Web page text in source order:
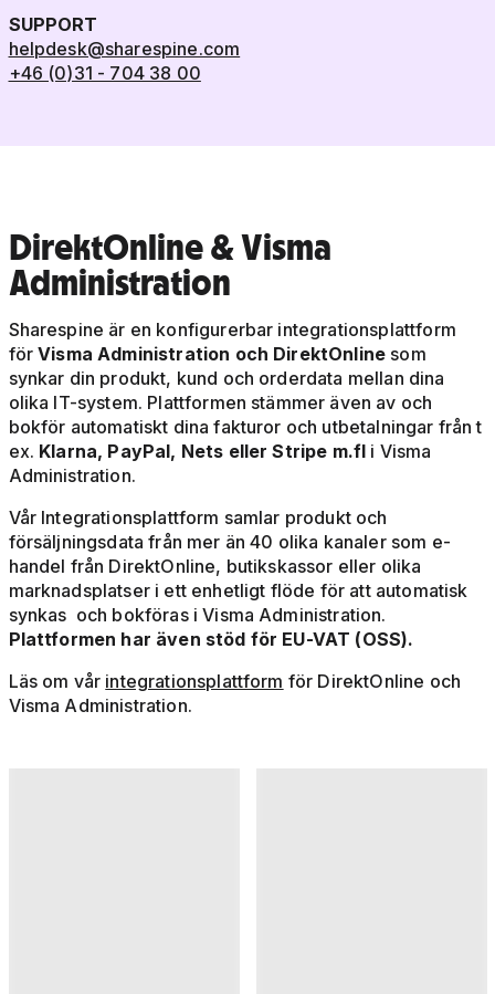
SUPPORT
helpdesk@sharespine.com
+46 (0)31 - 704 38 00
DirektOnline & Visma
Administration
Sharespine är en konfigurerbar integrationsplattform
förVisma Administration och DirektOnline som
synkar din produkt, kund och orderdata mellan dina
olika IT-system. Plattformen stämmer även av och
bokför automatiskt dina fakturor och utbetalningar från t
ex. Klarna, PayPal, Nets eller Stripe m.fl i Visma
Administration.
Vår Integrationsplattform samlar produkt och
försäljningsdata från mer än 40 olika kanaler som e-
handel från DirektOnline, butikskassor eller olika
marknadsplatser i ett enhetligt flöde för att automatisk
synkas och bokföras i Visma Administration.
Plattformen har även stöd för EU-VAT (OSS).
Läs om vår integrationsplattform för DirektOnline och
Visma Administration.